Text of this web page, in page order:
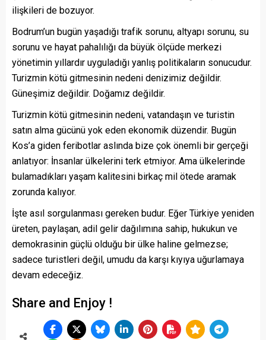
ilişkileri de bozuyor.
Bodrum’un bugün yaşadığı trafik sorunu, altyapı sorunu, su
sorunu ve hayat pahalılığı da büyük ölçüde merkezi
yönetimin yıllardır uyguladığı yanlış politikaların sonucudur.
Turizmin kötü gitmesinin nedeni denizimiz değildir.
Güneşimiz değildir. Doğamız değildir.
Turizmin kötü gitmesinin nedeni, vatandaşın ve turistin
satın alma gücünü yok eden ekonomik düzendir. Bugün
Kos’a giden feribotlar aslında bize çok önemli bir gerçeği
anlatıyor: İnsanlar ülkelerini terk etmiyor. Ama ülkelerinde
bulamadıkları yaşam kalitesini birkaç mil ötede aramak
zorunda kalıyor.
İşte asıl sorgulanması gereken budur. Eğer Türkiye yeniden
üreten, paylaşan, adil gelir dağılımına sahip, hukukun ve
demokrasinin güçlü olduğu bir ülke haline gelmezse;
sadece turistleri değil, umudu da karşı kıyıya uğurlamaya
devam edeceğiz.
Share and Enjoy !